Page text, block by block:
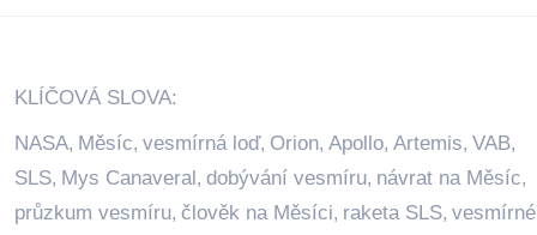
KLÍČOVÁ SLOVA:
NASA, Měsíc, vesmírná loď, Orion, Apollo, Artemis, VAB,
SLS, Mys Canaveral, dobývání vesmíru, návrat na Měsíc,
průzkum vesmíru, člověk na Měsíci, raketa SLS, vesmírné